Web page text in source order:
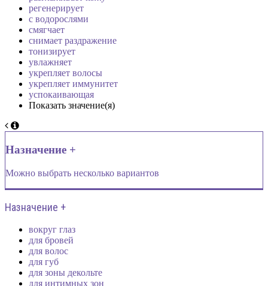
регенерирует
с водорослями
смягчает
снимает раздражение
тонизирует
увлажняет
укрепляет волосы
укрепляет иммунитет
успокаивающая
Показать значение(я)
Назначение +
Можно выбрать несколько вариантов
Назначение +
вокруг глаз
для бровей
для волос
для губ
для зоны декольте
для интимных зон